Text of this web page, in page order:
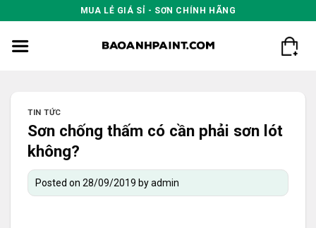
to
content
MUA LẺ GIÁ SỈ - SƠN CHÍNH HÃNG
TIN TỨC
Sơn chống thấm có cần phải sơn lót
không?
Posted on 28/09/2019 byadmin